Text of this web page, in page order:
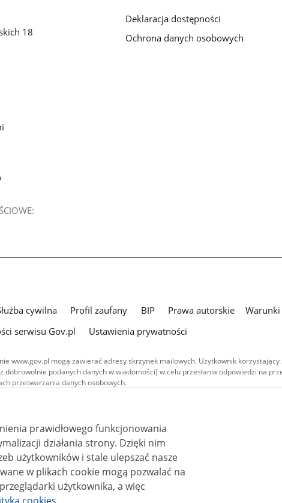
18
Deklaracja dostępności
Ochrona danych osobowych
cywilna Profil zaufany BIP Prawa autorskie
serwisu Gov.pl
Ustawienia prywatności
www.gov.pl mogą zawierać adresy skrzynek mailowych. Użytkownik
dobrowolnie podanych danych w wiadomości) w celu przesłania odpowiedzi na
przetwarzania danych osobowych.
publikowane w serwisie (z wyłączeniem treści audiowizualnych), są
na licencji typu Creative Commons: uznanie autorstwa - na tych samych
4.0 (CC BY-SA 4.0). Materiały audiowizualne, w tym zdjęcia, materiały audio i wideo,
na licencji typu Creative Commons: uznanie autorstwa użycie niekomercyjne -
zależnych 4.0 (CC BY-NC-ND 4.0), o ile nie jest to stwierdzone inaczej.
prawidłowego funkcjonowania
działania strony. Dzięki nim
użytkowników i stale ulepszać nasze
użytkownika, a więc